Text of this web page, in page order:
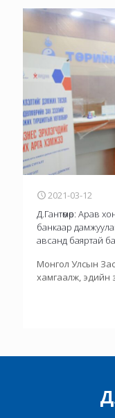
2021-03-12
Д.Гантөмөр: Арав
банкаар дамжуулан
авсанд баяртай
Монгол Улсын
хамгаалж, эдийн